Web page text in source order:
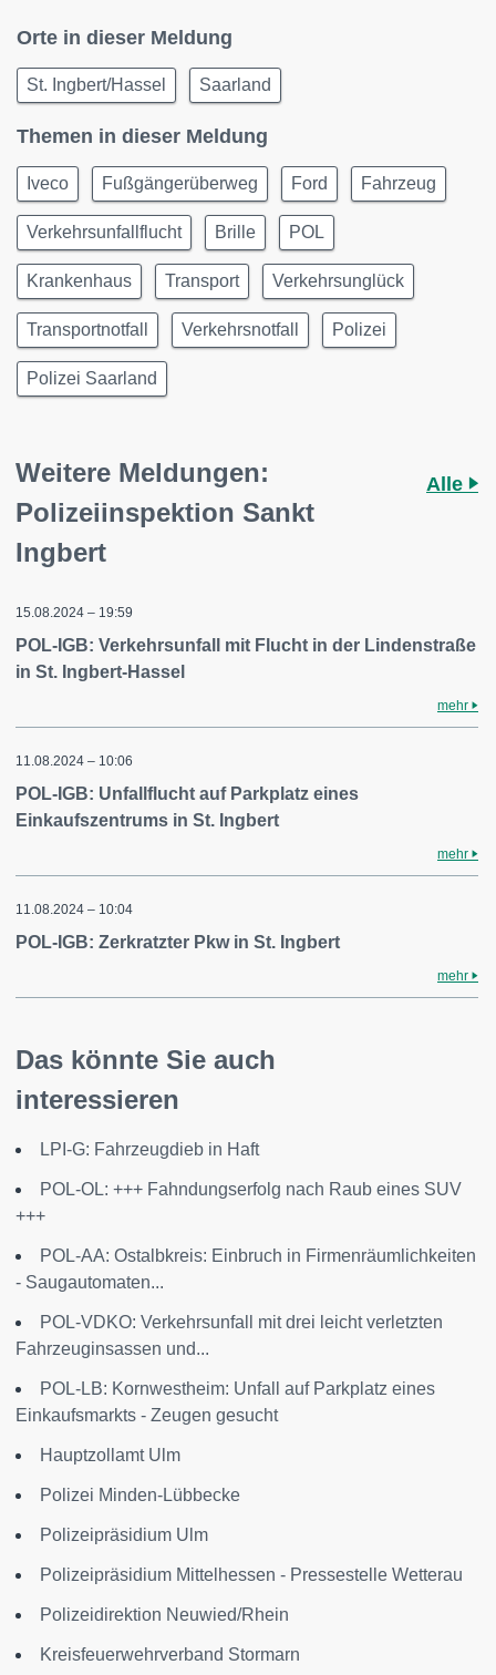
Orte in dieser Meldung
St. Ingbert/Hassel Saarland
Themen in dieser Meldung
Iveco Fußgängerüberweg Ford Fahrzeug
Verkehrsunfallflucht Brille POL
Krankenhaus Transport Verkehrsunglück
Transportnotfall Verkehrsnotfall Polizei
Polizei Saarland
Weitere Meldungen:
Polizeiinspektion Sankt
Ingbert
Alle
15.08.2024 – 19:59
POL-IGB: Verkehrsunfall mit Flucht in der Lindenstraße
in St. Ingbert-Hassel
mehr
11.08.2024 – 10:06
POL-IGB: Unfallflucht auf Parkplatz eines
Einkaufszentrums in St. Ingbert
mehr
11.08.2024 – 10:04
POL-IGB: Zerkratzter Pkw in St. Ingbert
mehr
Das könnte Sie auch
interessieren
LPI-G: Fahrzeugdieb in Haft
POL-OL: +++ Fahndungserfolg nach Raub eines SUV
+++
POL-AA: Ostalbkreis: Einbruch in Firmenräumlichkeiten
- Saugautomaten...
POL-VDKO: Verkehrsunfall mit drei leicht verletzten
Fahrzeuginsassen und...
POL-LB: Kornwestheim: Unfall auf Parkplatz eines
Einkaufsmarkts - Zeugen gesucht
Hauptzollamt Ulm
Polizei Minden-Lübbecke
Polizeipräsidium Ulm
Polizeipräsidium Mittelhessen - Pressestelle Wetterau
Polizeidirektion Neuwied/Rhein
Kreisfeuerwehrverband Stormarn